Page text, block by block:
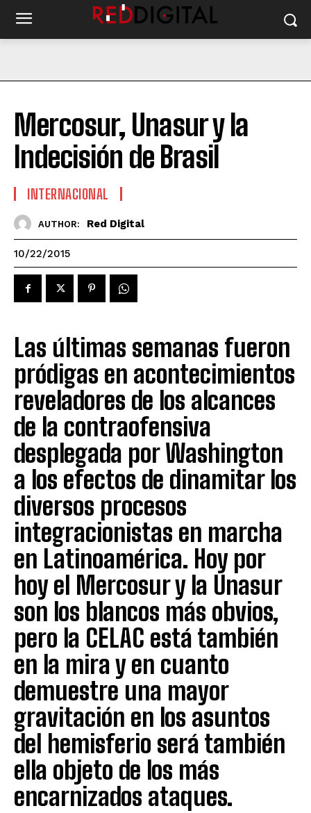
Mercosur, Unasur y la
Indecisión de Brasil
INTERNACIONAL
AUTHOR: Red Digital
10/22/2015
Las últimas semanas fueron
pródigas en acontecimientos
reveladores de los alcances
de la contraofensiva
desplegada por Washington
a los efectos de dinamitar los
diversos procesos
integracionistas en marcha
en Latinoamérica. Hoy por
hoy el Mercosur y la Unasur
son los blancos más obvios,
pero la CELAC está también
en la mira y en cuanto
demuestre una mayor
gravitación en los asuntos
del hemisferio será también
ella objeto de los más
encarnizados ataques.